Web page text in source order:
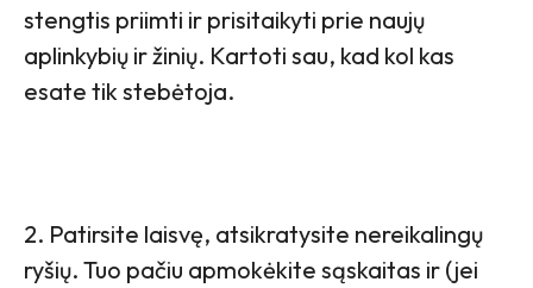
stengtis priimti ir prisitaikyti prie naujų
aplinkybių ir žinių. Kartoti sau, kad kol kas
esate tik stebėtoja.
2. Patirsite laisvę, atsikratysite nereikalingų
ryšių. Tuo pačiu apmokėkite sąskaitas ir (jei